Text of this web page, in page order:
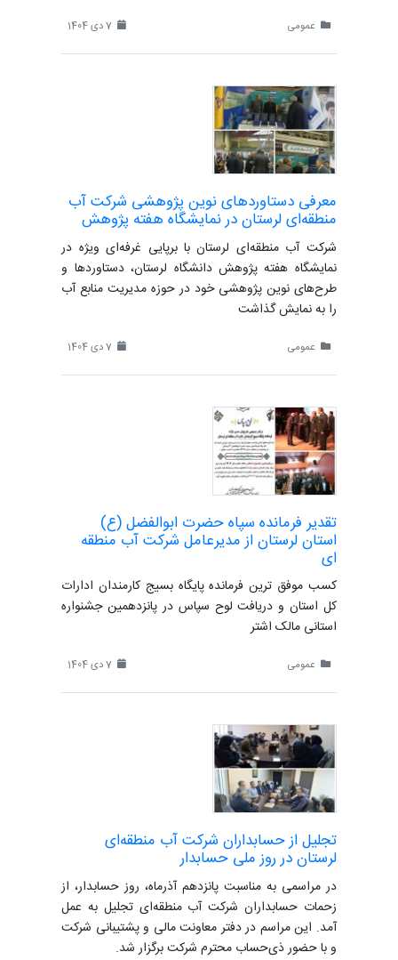
عمومی
معرفی دستاوردهای نوین پژوهشی شرکت آب
منطقه‌ای لرستان در نمایشگاه هفته پژوهش
شرکت آب منطقه‌ای لرستان با برپایی غرفه‌ای ویژه در
نمایشگاه هفته پژوهش دانشگاه لرستان، دستاوردها و
طرح‌های نوین پژوهشی خود در حوزه مدیریت منابع آب
را به نمایش گذاشت
عمومی
تقدیر فرمانده سپاه حضرت ابوالفضل (ع)
استان لرستان از مدیرعامل شرکت آب منطقه
ای
کسب موفق ترین فرمانده پایگاه بسیج کارمندان ادارات
کل استان و دریافت لوح سپاس در پانزدهمین جشنواره
استانی مالک اشتر
عمومی
تجلیل از حسابداران شرکت آب منطقه‌ای
لرستان در روز ملی حسابدار
در مراسمی به مناسبت پانزدهم آذرماه، روز حسابدار، از
زحمات حسابداران شرکت آب منطقه‌ای تجلیل به عمل
آمد. این مراسم در دفتر معاونت مالی و پشتیبانی شرکت
و با حضور ذی‌حساب محترم شرکت برگزار شد.